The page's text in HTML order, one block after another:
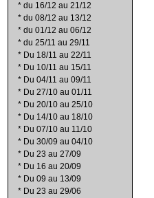
* du 16/12 au 21/12
* du 08/12 au 13/12
* du 01/12 au 06/12
* du 25/11 au 29/11
* Du 18/11 au 22/11
* Du 10/11 au 15/11
* Du 04/11 au 09/11
* Du 27/10 au 01/11
* Du 20/10 au 25/10
* Du 14/10 au 18/10
* Du 07/10 au 11/10
* Du 30/09 au 04/10
* Du 23 au 27/09
* Du 16 au 20/09
* Du 09 au 13/09
* Du 23 au 29/06